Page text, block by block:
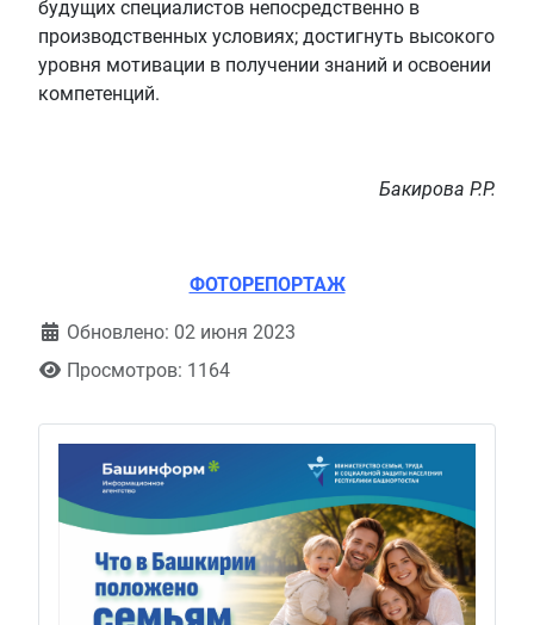
будущих специалистов непосредственно в
производственных условиях; достигнуть высокого
уровня мотивации в получении знаний и освоении
компетенций.
Бакирова Р.Р.
ФОТОРЕПОРТАЖ
Обновлено: 02 июня 2023
Просмотров: 1164